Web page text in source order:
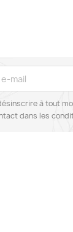
à tout
dans les